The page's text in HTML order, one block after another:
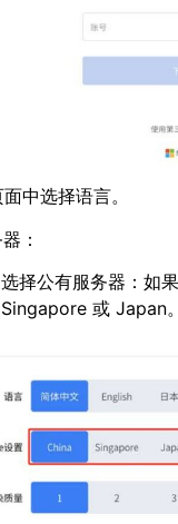
中选择语言。
：
选择公有服务器：如
Singapore 或 Japan。